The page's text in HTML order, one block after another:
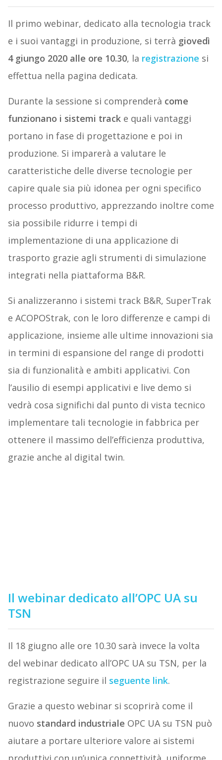
Il primo webinar, dedicato alla tecnologia track
e i suoi vantaggi in produzione, si terrà giovedì
4 giungo 2020 alle ore 10.30, la registrazione si
effettua nella pagina dedicata.
Durante la sessione si comprenderà come
funzionano i sistemi tracke quali vantaggi
portano in fase di progettazione e poi in
produzione. Si imparerà a valutare le
caratteristiche delle diverse tecnologie per
capire quale sia più idonea per ogni specifico
processo produttivo, apprezzando inoltre come
sia possibile ridurre i tempi di
implementazione di una applicazione di
trasporto grazie agli strumenti di simulazione
integrati nella piattaforma B&R.
Si analizzeranno i sistemi track B&R, SuperTrak
e ACOPOStrak, con le loro differenze e campi di
applicazione, insieme alle ultime innovazioni sia
in termini di espansione del range di prodotti
sia di funzionalità e ambiti applicativi. Con
l’ausilio di esempi applicativi e live demo si
vedrà cosa significhi dal punto di vista tecnico
implementare tali tecnologie in fabbrica per
ottenere il massimo dell’efficienza produttiva,
grazie anche al digital twin.
Il webinar dedicato all’OPC UA su
TSN
Il 18 giugno alle ore 10.30 sarà invece la volta
del webinar dedicato all’OPC UA su TSN, per la
registrazione seguire il seguente link.
Grazie a questo webinar si scoprirà come il
nuovo standard industriale OPC UA su TSN può
aiutare a portare ulteriore valore ai sistemi